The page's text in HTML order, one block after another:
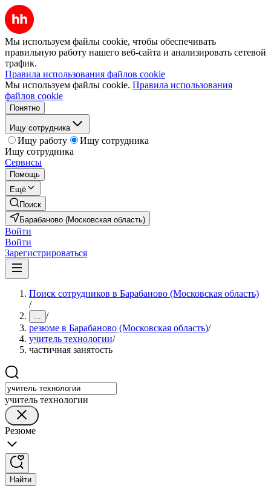
Мы используем файлы cookie, чтобы обеспечивать
правильную работу нашего веб-сайта и анализировать сетевой
трафик.
Правила использования файлов cookie
Мы используем файлы cookie. Правила использования
файлов cookie
Понятно
Ищу сотрудника
Ищу работу
Ищу сотрудника
Ищу сотрудника
Сервисы
Помощь
Ещё
Поиск
Барабаново (Московская область)
Войти
Войти
Зарегистрироваться
Поиск сотрудников в Барабаново (Московская область)
/
... /
резюме в Барабаново (Московская область)/
учитель технологии/
частичная занятость
учитель технологии
Резюме
Найти